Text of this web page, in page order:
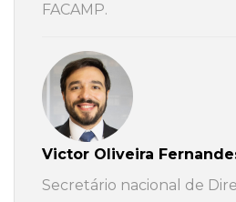
FACAMP.
Victor Oliveira
Secretário nacional de